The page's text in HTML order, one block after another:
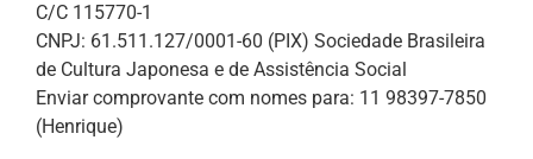
C/C 115770-1
CNPJ: 61.511.127/0001-60 (PIX) Sociedade Brasileira
de Cultura Japonesa e de Assistência Social
Enviar comprovante com nomes para: 11 98397-7850
(Henrique)